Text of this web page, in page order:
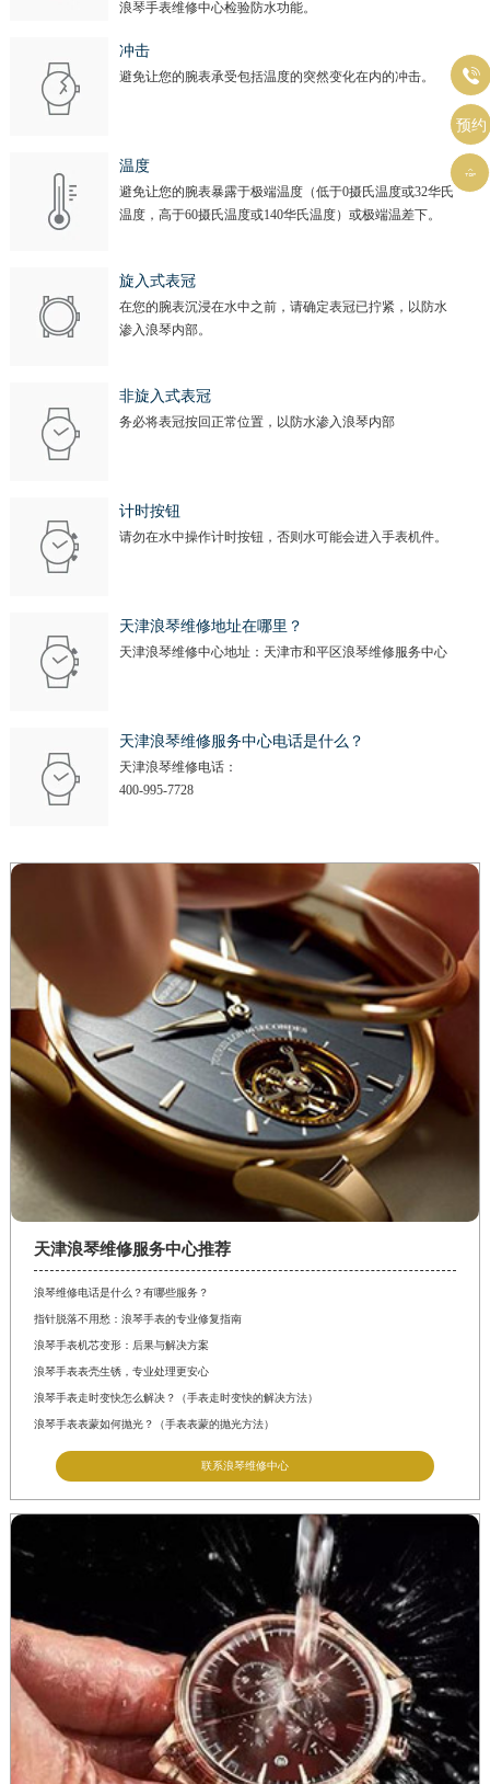
浪琴手表维修中心检验防水功能。
冲击
避免让您的腕表承受包括温度的突然变化在内的冲击。
温度
避免让您的腕表暴露于极端温度（低于0摄氏温度或32华氏
温度，高于60摄氏温度或140华氏温度）或极端温差下。
旋入式表冠
在您的腕表沉浸在水中之前，请确定表冠已拧紧，以防水
渗入浪琴内部。
非旋入式表冠
务必将表冠按回正常位置，以防水渗入浪琴内部
计时按钮
请勿在水中操作计时按钮，否则水可能会进入手表机件。
天津浪琴维修地址在哪里？
天津浪琴维修中心地址：天津市和平区浪琴维修服务中心
天津浪琴维修服务中心电话是什么？
天津浪琴维修电话：
400-995-7728
天津浪琴维修服务中心推荐
浪琴维修电话是什么？有哪些服务？
指针脱落不用愁：浪琴手表的专业修复指南
浪琴手表机芯变形：后果与解决方案
浪琴手表表壳生锈，专业处理更安心
浪琴手表走时变快怎么解决？（手表走时变快的解决方法）
浪琴手表表蒙如何抛光？（手表表蒙的抛光方法）
联系浪琴维修中心

预约
